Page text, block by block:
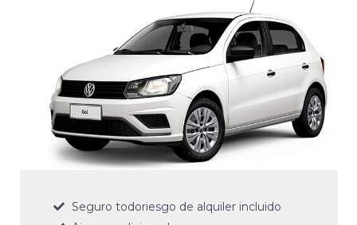
Seguro todoriesgo de alquiler incluido